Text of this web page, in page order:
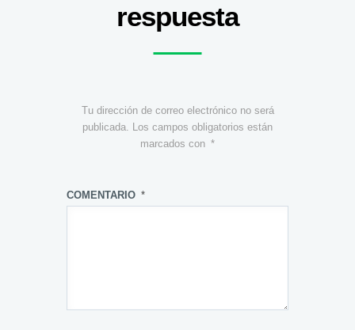
respuesta
Tu dirección de correo electrónico no será
publicada. Los campos obligatorios están
marcados con *
COMENTARIO *